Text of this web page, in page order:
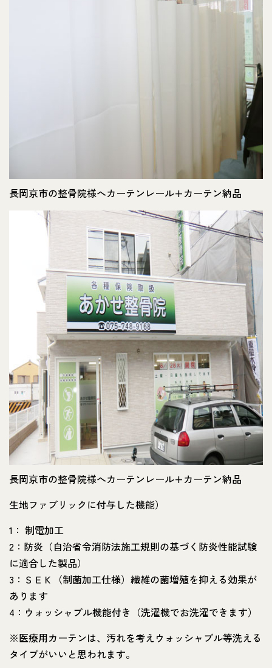
長岡京市の整骨院様へカーテンレール+カーテン納品
長岡京市の整骨院様へカーテンレール+カーテン納品
生地ファブリックに付与した機能）
1： 制電加工
2：防炎（自治省令消防法施工規則の基づく防炎性能試験
に適合した製品）
3：ＳＥＫ（制菌加工仕様）繊維の菌増殖を抑える効果が
あります
4：ウォッシャブル機能付き（洗濯機でお洗濯できます）
※医療用カーテンは、汚れを考えウォッシャブル等洗える
タイプがいいと思われます。